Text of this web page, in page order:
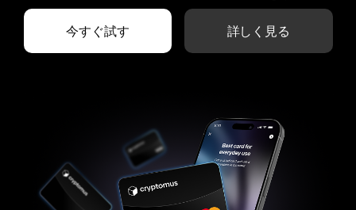
今すぐ試す 詳しく見る